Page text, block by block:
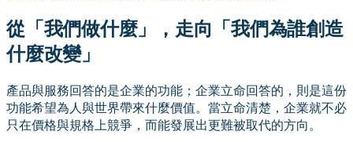
從「我們做什麼」，走向「我們為誰創造
什麼改變」
產品與服務回答的是企業的功能；企業立命回答的，則是這份
功能希望為人與世界帶來什麼價值。當立命清楚，企業就不必
只在價格與規格上競爭，而能發展出更難被取代的方向。